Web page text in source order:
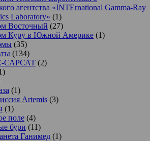
агентства «INTErnational Gamma-Ray
Laboratory» (1)
Восточный (27)
Куру в Южной Америке (1)
(35)
(134)
САРСАТ (2)
(1)
Artemis (3)
(1)
поле (4)
бури (11)
Ганимед (1)